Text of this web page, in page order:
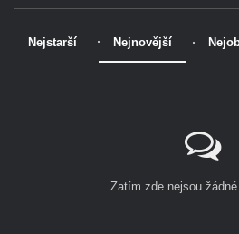
Nejstarší Nejnovější
Zatím zde nejsou